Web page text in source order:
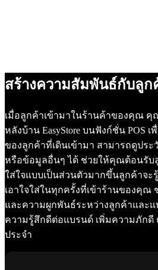
สร้างความสัมพันธ์กับลู
เมื่อลูกค้าเข้ามาในร้านค้าของคุณ คุ
หลังบ้าน EasyStore บนฟังก์ชั่น POS
ของลูกค้าที่เดินเข้ามา สามารถดูปร
หรือข้อมูลอื่นๆ ได้ ช่วยให้คุณต้อนรับ
ใส่ใจแบบเป็นส่วนตัวมากขึ้นลูกค้าจ
เอาใจใส่ในทุกครั้งที่เข้าร้านของคุณ
และความผูกพันธ์ระหว่างลูกค้าและ
ความรู้สึกดีต่อแบรนด์ เพิ่มความภักดี
ประจำ